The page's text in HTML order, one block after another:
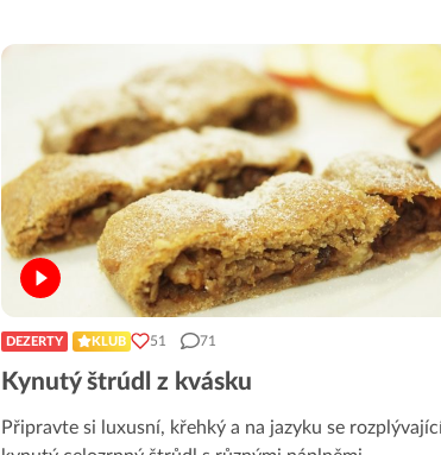
DEZERTY KLUB 51 71
Kynutý štrúdl z kvásku
Připravte si luxusní, křehký a na jazyku se